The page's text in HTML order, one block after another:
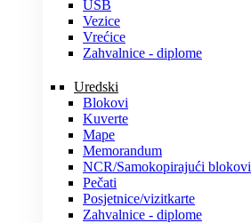
USB
Vezice
Vrećice
Zahvalnice - diplome
Uredski
Blokovi
Kuverte
Mape
Memorandum
NCR/Samokopirajući blokovi
Pečati
Posjetnice/vizitkarte
Zahvalnice - diplome